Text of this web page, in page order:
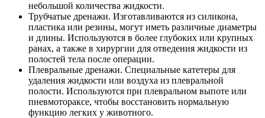
небольшой количества жидкости.
Трубчатые дренажи. Изготавливаются из силикона,
пластика или резины, могут иметь различные диаметры
и длины. Используются в более глубоких или крупных
ранах, а также в хирургии для отведения жидкости из
полостей тела после операции.
Плевральные дренажи. Специальные катетеры для
удаления жидкости или воздуха из плевральной
полости. Используются при плевральном выпоте или
пневмотораксе, чтобы восстановить нормальную
функцию легких у животного.